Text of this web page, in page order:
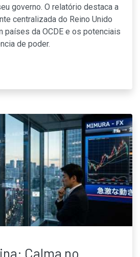
governo. O relatório destaca a
centralizada do Reino Unido
países da OCDE e os potenciais
de poder.
Calma no